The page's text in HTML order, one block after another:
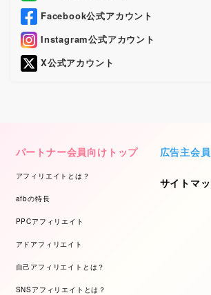
Facebook公式アカウント
Instagram公式アカウント
X公式アカウント
パートナー会員向けトップ
アフィリエイトとは？
afbの特長
PPCアフィリエイト
アドアフィリエイト
自己アフィリエイトとは？
SNSアフィリエイトとは？
広告主会
サイトマ